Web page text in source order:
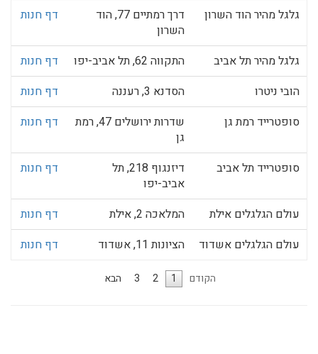
גלגל מהיר הוד השרון
דרך רמתיים 77, הוד
השרון
דף חנות
גלגל מהיר תל אביב התקווה 62, תל אביב-יפו
דף חנות
הובי ניטרו
הסדנא 3, רעננה
דף חנות
סופטרייד רמת גן
שדרות ירושלים 47, רמת
דף חנות
סופטרייד תל אביב
דיזנגוף 218, תל
אביב-יפו
דף חנות
עולם הגלגלים אילת המלאכה 2, אילת
דף חנות
עולם הגלגלים אשדוד
הציונות 11, אשדוד דף חנות
הקודם הבא